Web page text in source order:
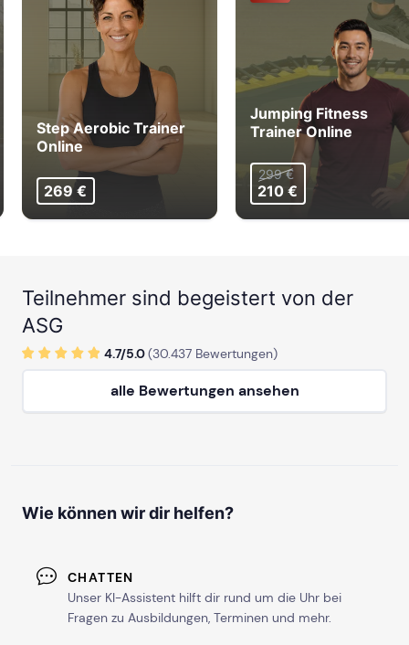
Step Aerobic Trainer
Online
269 €
Jumping Fitness
Trainer Online
299 €
210 €
Teilnehmer sind begeistert von der
ASG
4.7/5.0(30.437 Bewertungen)
alle Bewertungen ansehen
Wie können wir dir helfen?
CHATTEN
Unser KI-Assistent hilft dir rund um die Uhr bei
Fragen zu Ausbildungen, Terminen und mehr.